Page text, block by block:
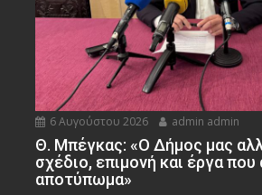
6 Αυγούστου 2026 admin admin
Θ. Μπέγκας: «Ο Δήμος μας
σχέδιο, επιμονή και έργα
αποτύπωμα»